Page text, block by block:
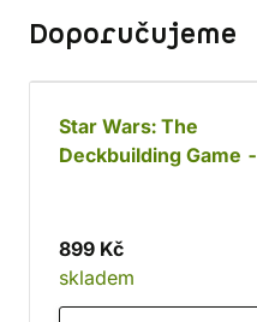
Doporučujeme
Star Wars: The
Deckbuilding Game -
899 Kč
skladem